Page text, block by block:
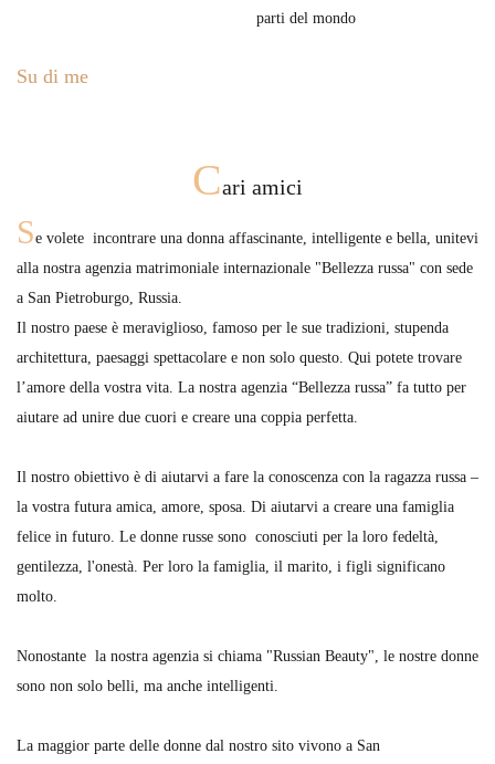
parti del mondo
Su di me
Сari amici
Se volete incontrare una donna affascinante, intelligente e bella, unitevi
alla nostra agenzia matrimoniale internazionale "Bellezza russa" con sede
a San Pietroburgo, Russia.
Il nostro paese è meraviglioso, famoso per le sue tradizioni, stupenda
architettura, paesaggi spettacolare e non solo questo. Qui potete trovare
l’amore della vostra vita. La nostra agenzia “Bellezza russa” fa tutto per
aiutare ad unire due cuori e creare una coppia perfetta.
Il nostro obiettivo è di aiutarvi a fare la conoscenza con la ragazza russa –
la vostra futura amica, amore, sposa. Di aiutarvi a creare una famiglia
felice in futuro. Le donne russe sono conosciuti per la loro fedeltà,
gentilezza, l'onestà. Per loro la famiglia, il marito, i figli significano
molto.
Nonostante la nostra agenzia si chiama "Russian Beauty", le nostre donne
sono non solo belli, ma anche intelligenti.
La maggior parte delle donne dal nostro sito vivono a San